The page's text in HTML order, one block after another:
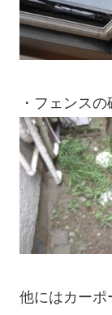
他にはカーポ